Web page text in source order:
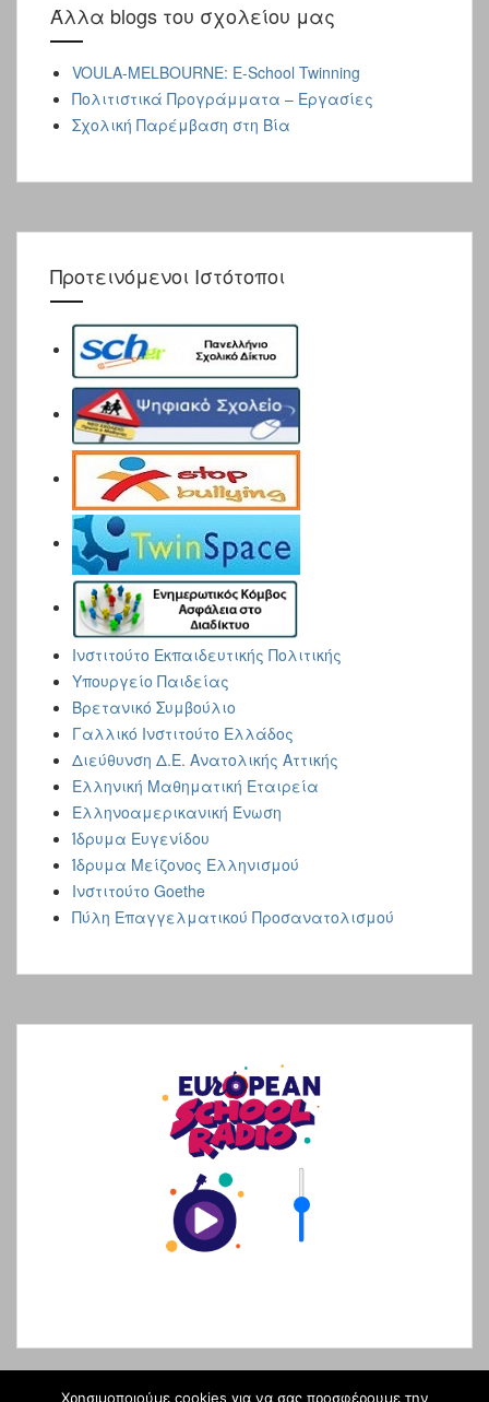
Άλλα blogs του σχολείου μας
VOULA-MELBOURNE: E-School Twinning
Πολιτιστικά Προγράμματα – Εργασίες
Σχολική Παρέμβαση στη Βία
Προτεινόμενοι Ιστότοποι
Iνστιτούτο Εκπαιδευτικής Πολιτικής
Yπουργείο Παιδείας
Βρετανικό Συμβούλιο
Γαλλικό Ινστιτούτο Ελλάδος
Διεύθυνση Δ.Ε. Ανατολικής Αττικής
Ελληνική Μαθηματική Εταιρεία
Ελληνοαμερικανική Ένωση
Ίδρυμα Ευγενίδου
Ίδρυμα Μείζονος Ελληνισμού
Ινστιτούτο Goethe
Πύλη Επαγγελματικού Προσανατολισμού
Χρησιμοποιούμε cookies για να σας προσφέρουμε την